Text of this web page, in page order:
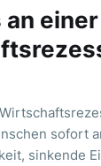
einer
sofort
sinkende